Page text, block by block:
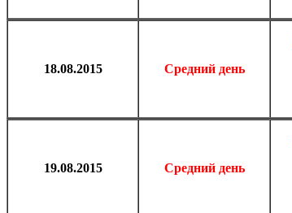
18.08.2015 Средний день
19.08.2015 Средний день